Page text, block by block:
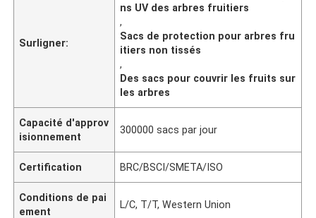
Surligner:
ns UV des arbres fruitiers
,
Sacs de protection pour arbres fru
itiers non tissés
,
Des sacs pour couvrir les fruits sur
les arbres
Capacité d'approv
isionnement
300000 sacs par jour
Certification BRC/BSCI/SMETA/ISO
Conditions de pai
ement
L/C, T/T, Western Union